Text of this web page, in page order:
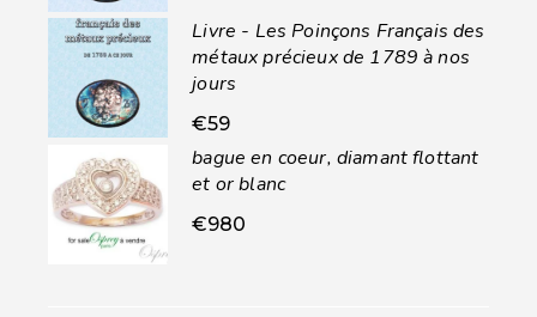
Livre - Les Poinçons Français des
métaux précieux de 1789 à nos
jours
€59
bague en coeur, diamant flottant
et or blanc
€980